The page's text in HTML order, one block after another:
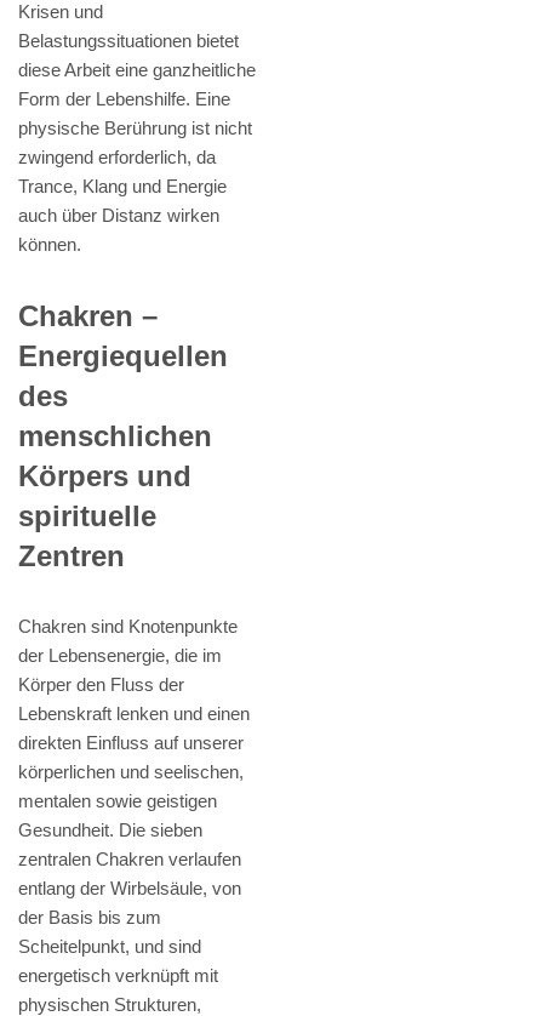
Krisen und
Belastungssituationen bietet
diese Arbeit eine ganzheitliche
Form der Lebenshilfe. Eine
physische Berührung ist nicht
zwingend erforderlich, da
Trance, Klang und Energie
auch über Distanz wirken
können.
Chakren –
Energiequellen
des
menschlichen
Körpers und
spirituelle
Zentren
Chakren sind Knotenpunkte
der Lebensenergie, die im
Körper den Fluss der
Lebenskraft lenken und einen
direkten Einfluss auf unserer
körperlichen und seelischen,
mentalen sowie geistigen
Gesundheit. Die sieben
zentralen Chakren verlaufen
entlang der Wirbelsäule, von
der Basis bis zum
Scheitelpunkt, und sind
energetisch verknüpft mit
physischen Strukturen,